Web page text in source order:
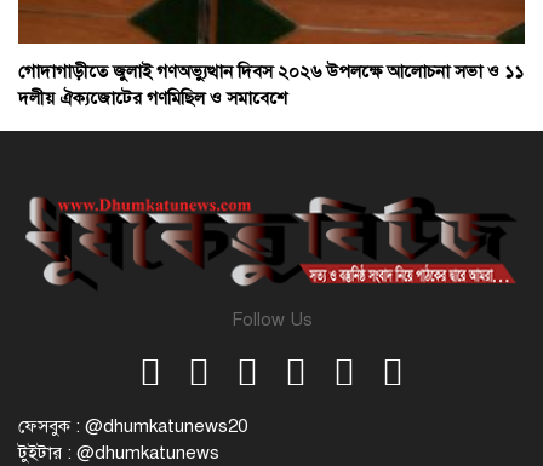
গোদাগাড়ীতে জুলাই গণঅভ্যুত্থান দিবস ২০২৬ উপলক্ষে আলোচনা সভা ও ১১
দলীয় ঐক্যজোটের গণমিছিল ও সমাবেশে
Follow Us
ফেসবুক : @dhumkatunews20
টুইটার : @dhumkatunews